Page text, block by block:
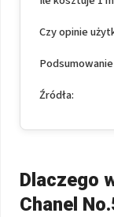
Czy opinie
Podsumowanie
Źródła:
Dlaczego
Chanel